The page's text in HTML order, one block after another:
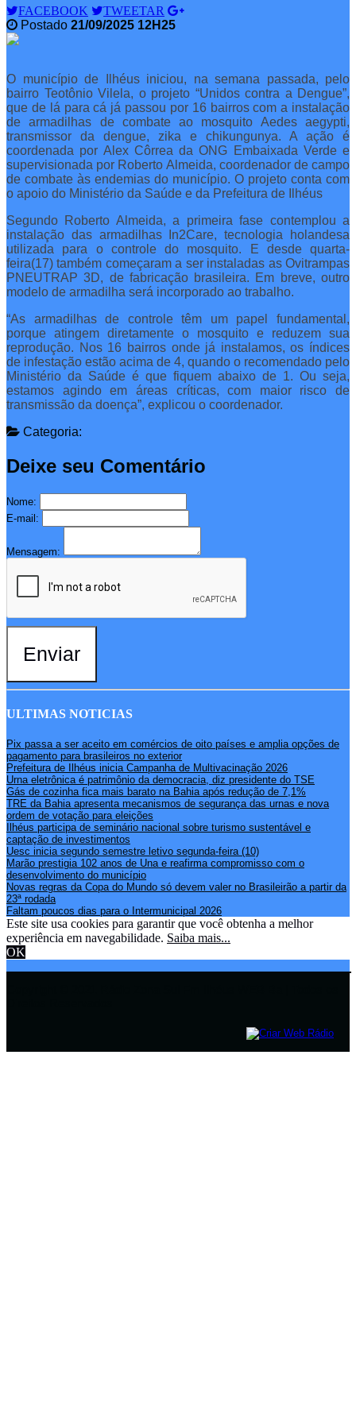
FACEBOOK
TWEETAR
Postado 21/09/2025 12H25
O município de Ilhéus iniciou, na semana passada, pelo
bairro Teotônio Vilela, o projeto “Unidos contra a Dengue”,
que de lá para cá já passou por 16 bairros com a instalação
de armadilhas de combate ao mosquito Aedes aegypti,
transmissor da dengue, zika e chikungunya. A ação é
coordenada por Alex Côrrea da ONG Embaixada Verde e
supervisionada por Roberto Almeida, coordenador de campo
de combate às endemias do município. O projeto conta com
o apoio do Ministério da Saúde e da Prefeitura de Ilhéus
Segundo Roberto Almeida, a primeira fase contemplou a
instalação das armadilhas In2Care, tecnologia holandesa
utilizada para o controle do mosquito. E desde quarta-
feira(17) também começaram a ser instaladas as Ovitrampas
PNEUTRAP 3D, de fabricação brasileira. Em breve, outro
modelo de armadilha será incorporado ao trabalho.
“As armadilhas de controle têm um papel fundamental,
porque atingem diretamente o mosquito e reduzem sua
reprodução. Nos 16 bairros onde já instalamos, os índices
de infestação estão acima de 4, quando o recomendado pelo
Ministério da Saúde é que fiquem abaixo de 1. Ou seja,
estamos agindo em áreas críticas, com maior risco de
transmissão da doença”, explicou o coordenador.
Categoria:
Deixe seu Comentário
Nome:
E-mail:
Mensagem:
Enviar
ULTIMAS NOTICIAS
Pix passa a ser aceito em comércios de oito países e amplia opções de
pagamento para brasileiros no exterior
Prefeitura de Ilhéus inicia Campanha de Multivacinação 2026
Urna eletrônica é patrimônio da democracia, diz presidente do TSE
Gás de cozinha fica mais barato na Bahia após redução de 7,1%
TRE da Bahia apresenta mecanismos de segurança das urnas e nova
ordem de votação para eleições
Ilhéus participa de seminário nacional sobre turismo sustentável e
captação de investimentos
Uesc inicia segundo semestre letivo segunda-feira (10)
Marão prestigia 102 anos de Una e reafirma compromisso com o
desenvolvimento do município
Novas regras da Copa do Mundo só devem valer no Brasileirão a partir da
23ª rodada
Faltam poucos dias para o Intermunicipal 2026
Este site usa cookies para garantir que você obtenha a melhor
experiência em navegabilidade. Saiba mais...
OK